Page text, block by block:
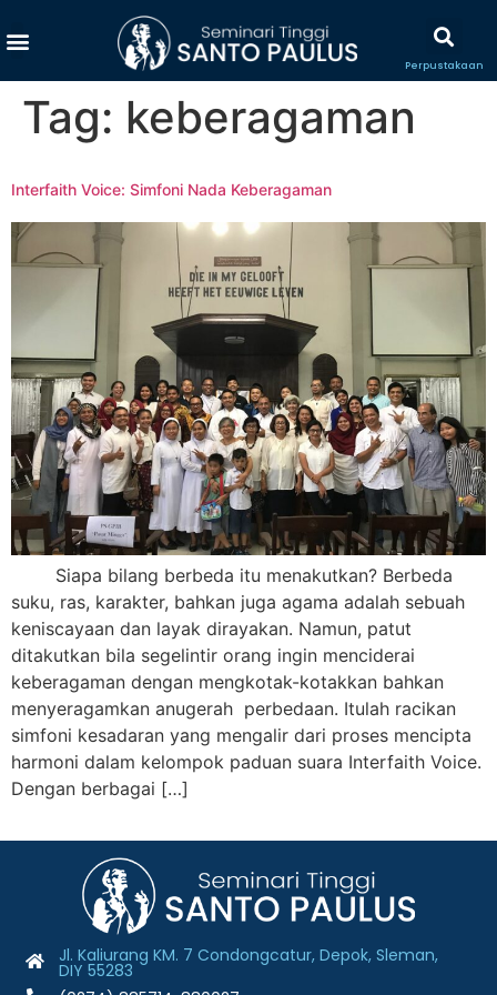
Perpustakaan
Tag: keberagaman
Interfaith Voice: Simfoni Nada Keberagaman
Siapa bilang berbeda itu menakutkan? Berbeda
suku, ras, karakter, bahkan juga agama adalah sebuah
keniscayaan dan layak dirayakan. Namun, patut
ditakutkan bila segelintir orang ingin menciderai
keberagaman dengan mengkotak-kotakkan bahkan
menyeragamkan anugerah perbedaan. Itulah racikan
simfoni kesadaran yang mengalir dari proses mencipta
harmoni dalam kelompok paduan suara Interfaith Voice.
Dengan berbagai […]
Jl. Kaliurang KM. 7 Condongcatur, Depok, Sleman,
DIY 55283